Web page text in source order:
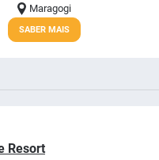
Maragogi
SABER MAIS
Resort